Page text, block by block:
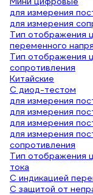
для измерения
для измерения
Тип отображения
переменного
Тип отображения
сопротивления
Китайские
С диод-тестом
для измерения
для измерения
для измерения
для измерения
сопротивления
Тип отображения
тока
C индикацией
С защитой от